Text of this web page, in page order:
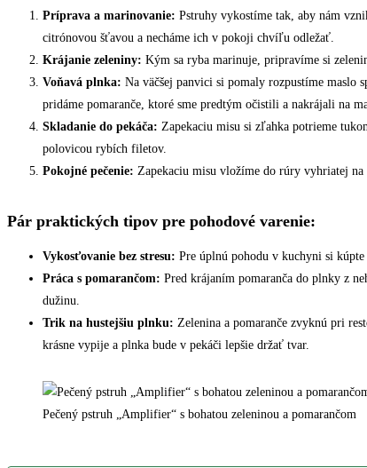
Príprava a marinovanie: Pstruhy vykostíme tak, aby nám
citrónovou šťavou a necháme ich v pokoji chvíľu odležať.
Krájanie zeleniny: Kým sa ryba marinuje, pripravíme si
Voňavá plnka: Na väčšej panvici si pomaly rozpustíme maslo
pridáme pomaranče, ktoré sme predtým očistili a nakrájali na
Skladanie do pekáča: Zapekaciu misu si zľahka potrieme
polovicou rybích filetov.
Pokojné pečenie: Zapekaciu misu vložíme do rúry vyhriatej na
Pár praktických tipov pre pohodové varenie:
Vykosťovanie bez stresu: Pre úplnú pohodu v kuchyni si
Práca s pomarančom: Pred krájaním pomaranča do plnky z
dužinu.
Trik na hustejšiu plnku: Zelenina a pomaranče zvyknú pri
krásne vypije a plnka bude v pekáči lepšie držať tvar.
Pečený pstruh „Amplifier“ s bohatou zeleninou a pomarančom